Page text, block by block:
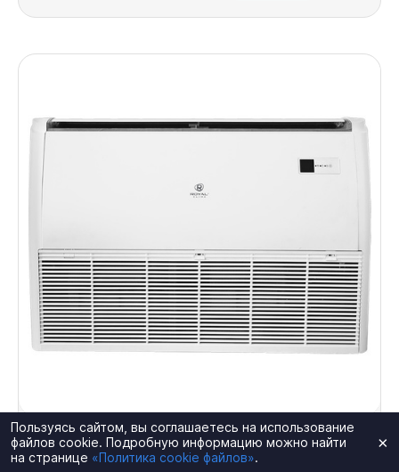
В наличии Арт. 40909-1 4.9
Напольно-потолочный кондиционер Royal
×
Пользуясь сайтом, вы соглашаетесь на использование
файлов cookie. Подробную информацию можно найти
на странице «Политика cookie файлов».